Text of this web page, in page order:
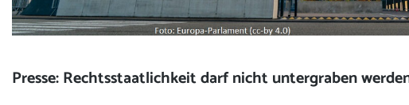
Presse: Rechtsstaatlichkeit darf nicht untergraben